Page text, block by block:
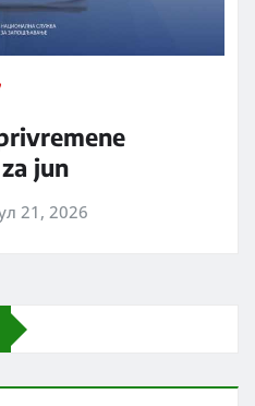
jun
21, 2026